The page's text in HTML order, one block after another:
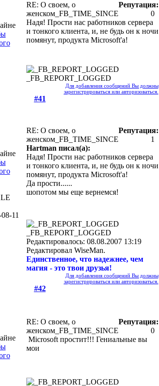
RE: О своем, о
женском_FB_TIME_SINCE
Репутация:
0
Надя! Прости нас работников сервера
и тонкого клиента, и, не будь он к ночи
помянут, продукта Microsoft'а!
_FB_REPORT_LOGGED
Для добавления сообщений Вы должны
зарегистрироваться или авторизоваться.
#41
RE: О своем, о
женском_FB_TIME_SINCE
Репутация:
1
Hartman писал(а):
Надя! Прости нас работников сервера
и тонкого клиента, и, не будь он к ночи
помянут, продукта Microsoft'а!
Да прости......
шопотоммы еще вернемся!
_FB_REPORT_LOGGED
Редактировалось: 08.08.2007 13:19
Редактировал WiseMan.
Единственное, что надежнее, чем
магия - это твои друзья!
Для добавления сообщений Вы должны
зарегистрироваться или авторизоваться.
#42
RE: О своем, о
женском_FB_TIME_SINCE
Репутация:
0
Microsoft простит!!! Гениальные вы
мои